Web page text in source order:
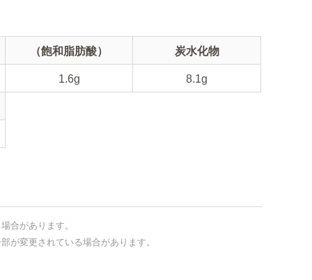
（飽和脂肪酸）
1.6g
炭水化物
8.1g
合があります。
が変更されている場合があります。